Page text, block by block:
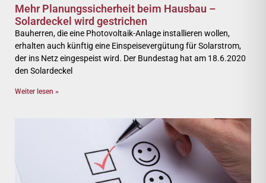
Mehr Planungssicherheit beim Hausbau –
Solardeckel wird gestrichen
Bauherren, die eine Photovoltaik-Anlage installieren wollen,
erhalten auch künftig eine Einspeisevergütung für Solarstrom,
der ins Netz eingespeist wird. Der Bundestag hat am 18.6.2020
den Solardeckel
Weiter lesen »